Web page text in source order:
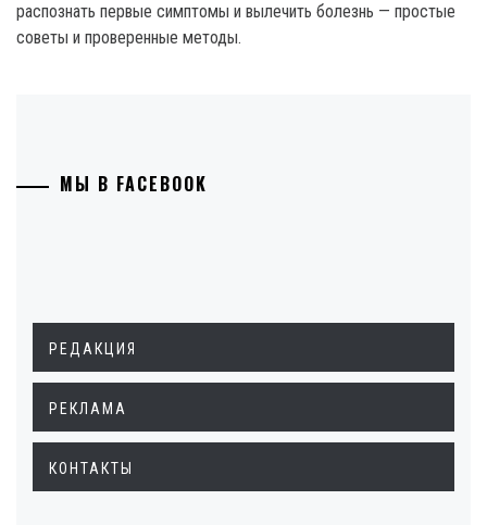
распознать первые симптомы и вылечить болезнь — простые
советы и проверенные методы.
МЫ В FACEBOOK
РЕДАКЦИЯ
РЕКЛАМА
КОНТАКТЫ